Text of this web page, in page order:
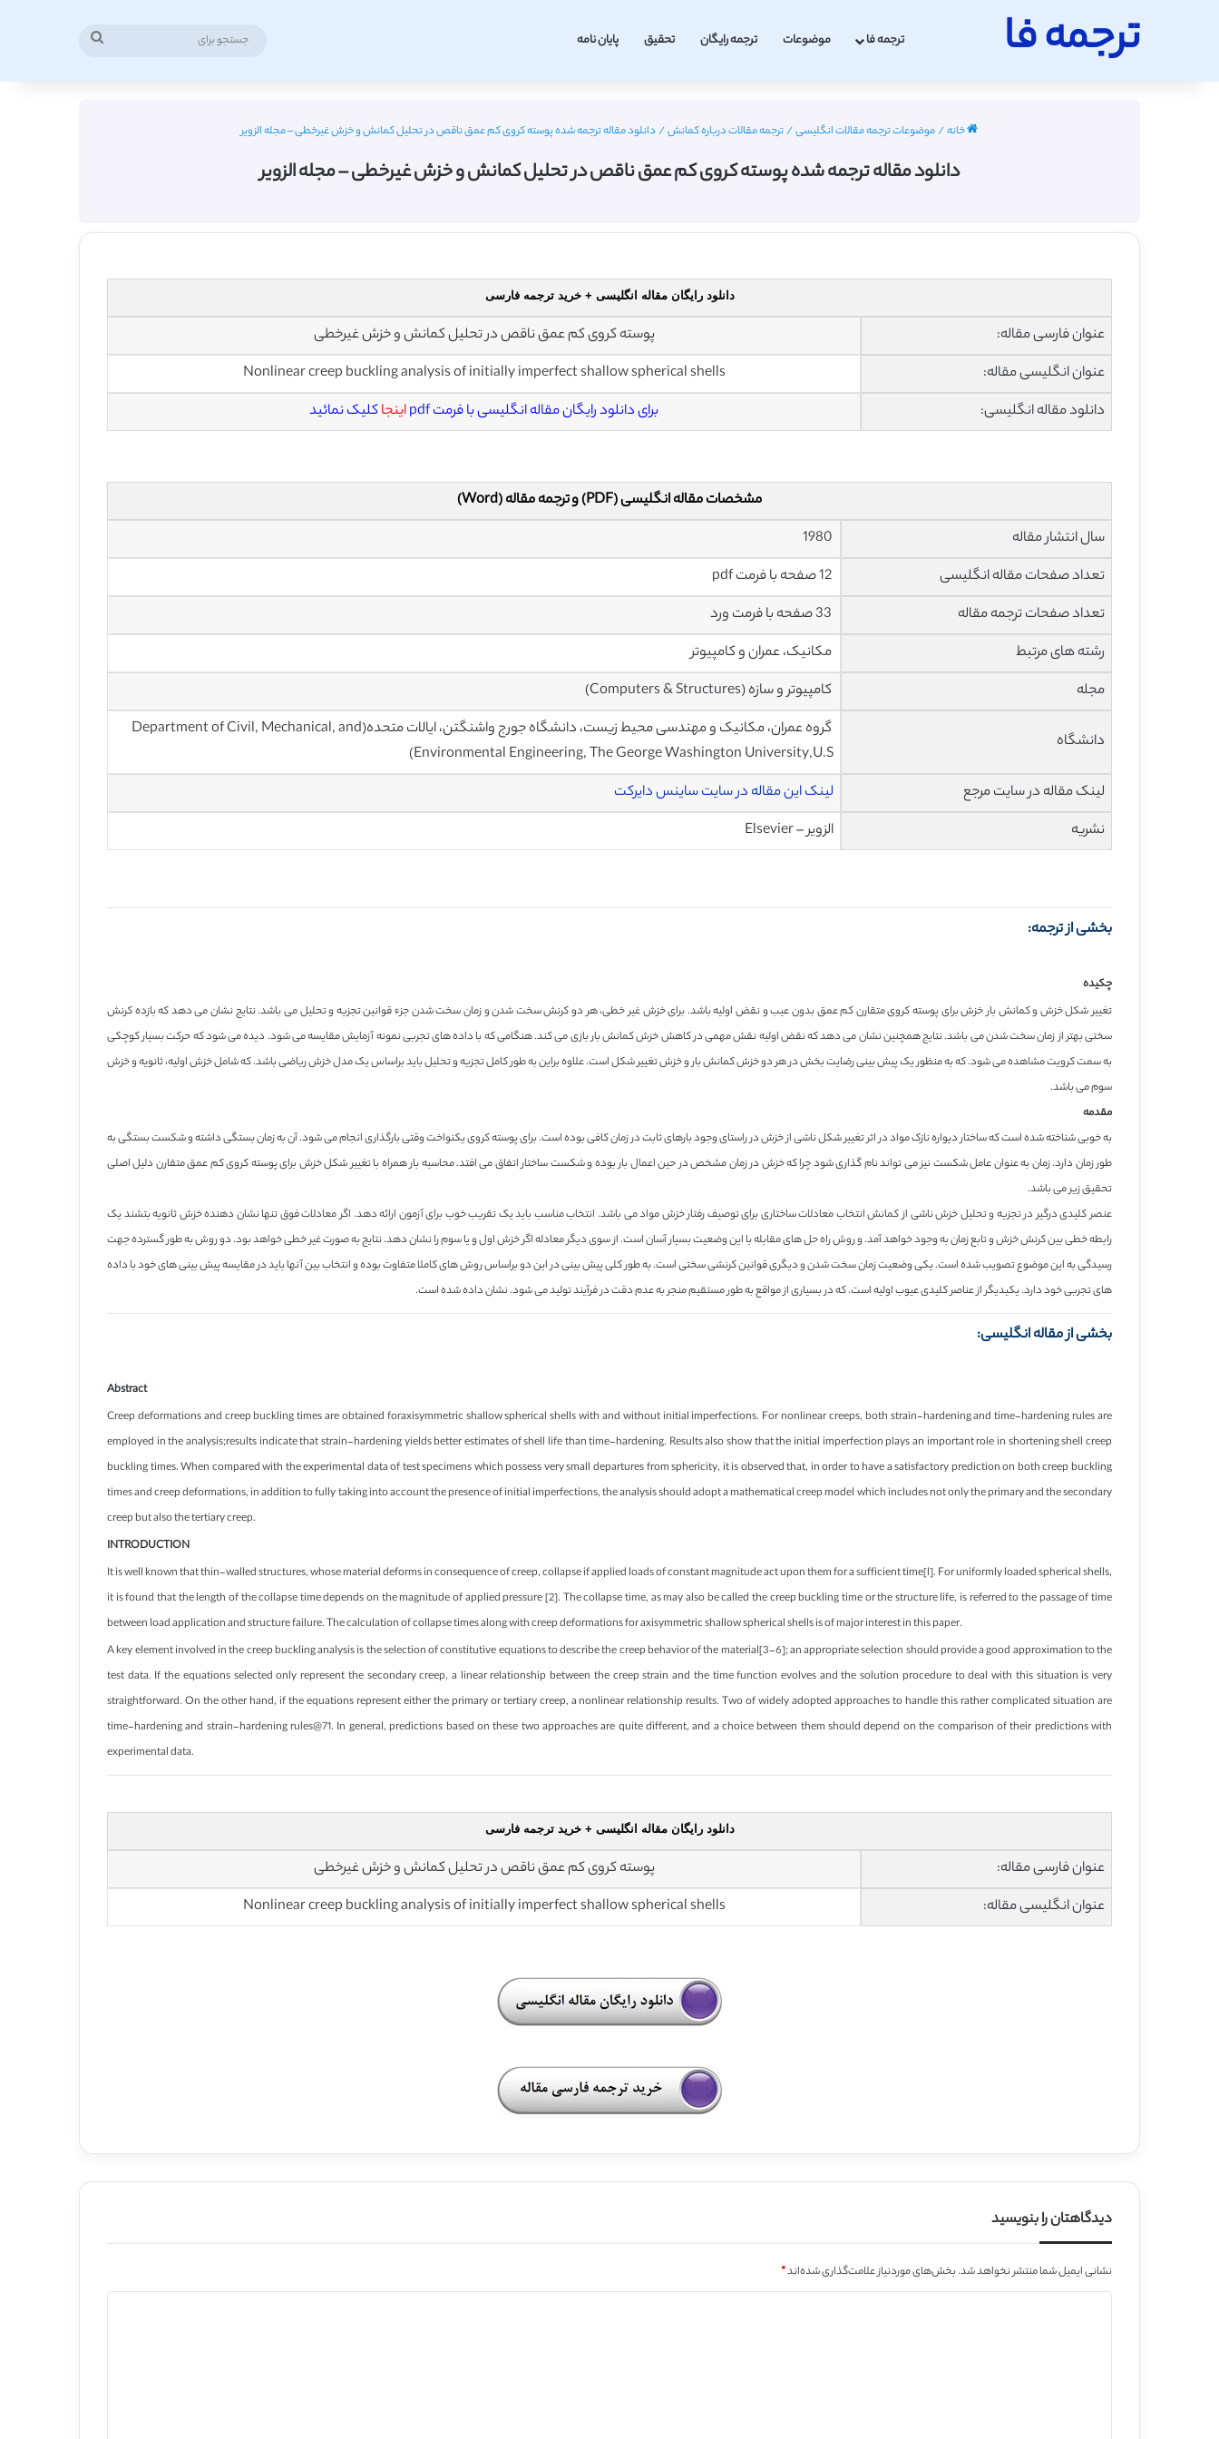
ترجمه فا ترجمه فا موضوعات ترجمه رایگان تحقیق پایان نامه
خانه/موضوعات ترجمه مقالات انگلیسی/ترجمه مقالات درباره کمانش/ دانلود مقاله ترجمه شده پوسته کروی کم عمق ناقص در تحلیل کمانش و خزش غیرخطی – مجله الزویر
دانلود مقاله ترجمه شده پوسته کروی کم عمق ناقص در تحلیل کمانش و خزش غیرخطی – مجله الزویر
دانلود رایگان مقاله انگلیسی + خرید ترجمه فارسی
عنوان فارسی مقاله:
پوسته کروی کم عمق ناقص در تحلیل کمانش و خزش غیرخطی
عنوان انگلیسی مقاله:
Nonlinear creep buckling analysis of initially imperfect shallow spherical shells
دانلود مقاله انگلیسی:
برای دانلود رایگان مقاله انگلیسی با فرمت pdf اینجاکلیک نمائید
مشخصات مقاله انگلیسی (PDF) و ترجمه مقاله (Word)
سال انتشار مقاله
تعداد صفحات مقاله انگلیسی
تعداد صفحات ترجمه مقاله
رشته های مرتبط
مکانیک، عمران و کامپیوتر
مجله
کامپیوتر و سازه (Computers & Structures)
دانشگاه
گروه عمران، مکانیک و مهندسی محیط زیست، دانشگاه جورج واشنگتن، ایالات متحده(Department of Civil, Mechanical, and
Environmental Engineering, The George Washington University,U.S)
لینک مقاله در سایت مرجع
لینک این مقاله در سایت ساینس دایرکت
نشریه
الزویر – Elsevier
بخشی از ترجمه:
چکیده
تغییر شکل خزش و کمانش بار خزش برای پوسته کروی متقارن کم عمق بدون عیب و نقض اولیه باشد. برای خزش غیر خطی، هر دو کرنش سخت شدن و زمان سخت شدن جزء قوانین تجزیه و تحلیل می باشد. نتایج نشان می دهد که بازده کرنش
سختی بهتر از زمان سخت شدن می باشد. نتایج همچنین نشان می دهد که نقض اولیه نقش مهمی در کاهش خزش کمانش بار بازی می کند. هنگامی که با داده های تجربی نمونه آزمایش مقایسه می شود. دیده می شود که حرکت بسیار کوچکی
به سمت کرویت مشاهده می شود. که به منظور یک پیش بینی رضایت بخش در هر دو خزش کمانش بار و خزش تغییر شکل است. علاوه براین به طور کامل تجزیه و تحلیل باید براساس یک مدل خزش ریاضی باشد. که شامل خزش اولیه، ثانویه و خزش
سوم می باشد.
مقدمه
به خوبی شناخته شده است که ساختار دیواره نازک مواد در اثر تغییر شکل ناشی از خزش در راستای وجود بارهای ثابت در زمان کافی بوده است. برای پوسته کروی یکنواخت وقتی بارگذاری انجام می شود. آن به زمان بستگی داشته و شکست بستگی به
طور زمان دارد. زمان به عنوان عامل شکست نیز می تواند نام گذاری شود چرا که خزش در زمان مشخص در حین اعمال بار بوده و شکست ساختار اتفاق می افتد. محاسبه بار همراه با تغییر شکل خزش برای پوسته کروی کم عمق متقارن دلیل اصلی
تحقیق زیر می باشد.
عنصر کلیدی درگیر در تجزیه و تحلیل خزش ناشی از کمانش انتخاب معادلات ساختاری برای توصیف رفتار خزش مواد می باشد. انتخاب مناسب باید یک تقریب خوب برای آزمون ارائه دهد. اگر معادلات فوق تنها نشان دهنده خزش ثانویه بتشند یک
رابطه خطی بین کرنش خزش و تابع زمان به وجود خواهد آمد. و روش راه حل های مقابله با این وضعیت بسیار آسان است. از سوی دیگر معادله اگر خزش اول و یا سوم را نشان دهد. نتایج به صورت غیر خطی خواهد بود. دو روش به طور گسترده جهت
رسیدگی به این موضوع تصویب شده است. یکی وضعیت زمان سخت شدن و دیگری قوانین کرنشی سختی است. به طور کلی پیش بینی در این دو براساس روش های کاملا متفاوت بوده و انتخاب بین آنها باید در مقایسه پیش بینی های خود با داده
های تجربی خود دارد. یکیدیگر از عناصر کلیدی عیوب اولیه است. که در بسیاری از مواقع به طور مستقیم منجر به عدم دقت در فرآیند تولید می شود. نشان داده شده است.
بخشی از مقاله انگلیسی:
Abstract
Creep deformations and creep buckling times are obtained foraxisymmetric shallow spherical shells with and without initial imperfections. For nonlinear creeps, both strain-hardening and time-hardening rules are
employed in the analysis;results indicate that strain-hardening yields better estimates of shell life than time-hardening. Results also show that the initial imperfection plays an important role in shortening shell creep
buckling times. When compared with the experimental data of test specimens which possess very small departures from sphericity, it is observed that, in order to have a satisfactory prediction on both creep buckling
times and creep deformations, in addition to fully taking into account the presence of initial imperfections, the analysis should adopt a mathematical creep model which includes not only the primary and the secondary
creep but also the tertiary creep.
INTRODUCTION
It is well known that thin-walled structures, whose material deforms in consequence of creep, collapse if applied loads of constant magnitude act upon them for a sufficient time[l]. For uniformly loaded spherical shells,
it is found that the length of the collapse time depends on the magnitude of applied pressure [2]. The collapse time, as may also be called the creep buckling time or the structure life, is referred to the passage of time
between load application and structure failure. The calculation of collapse times along with creep deformations for axisymmetric shallow spherical shells is of major interest in this paper.
A key element involved in the creep buckling analysis is the selection of constitutive equations to describe the creep behavior of the material[3-6]; an appropriate selection should provide a good approximation to the
test data. If the equations selected only represent the secondary creep, a linear relationship between the creep strain and the time function evolves and the solution procedure to deal with this situation is very
straightforward. On the other hand, if the equations represent either the primary or tertiary creep, a nonlinear relationship results. Two of widely adopted approaches to handle this rather complicated situation are
time-hardening and strain-hardening rules@71. In general, predictions based on these two approaches are quite different, and a choice between them should depend on the comparison of their predictions with
experimental data.
دانلود رایگان مقاله انگلیسی + خرید ترجمه فارسی
عنوان فارسی مقاله:
پوسته کروی کم عمق ناقص در تحلیل کمانش و خزش غیرخطی
عنوان انگلیسی مقاله:
Nonlinear creep buckling analysis of initially imperfect shallow spherical shells
دیدگاهتان را بنویسید
نشانی ایمیل شما منتشر نخواهد شد.بخش‌های موردنیاز علامت‌گذاری شده‌اند*